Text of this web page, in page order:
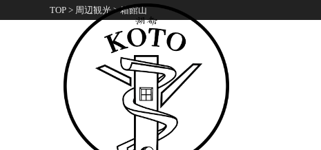
TOP > 周辺観光>箱館山